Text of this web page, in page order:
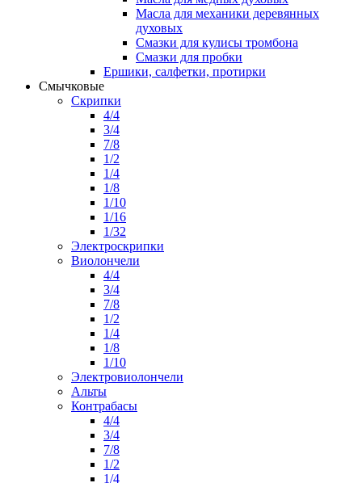
Масла для механики деревянных
духовых
Смазки для кулисы тромбона
Смазки для пробки
Ершики, салфетки, протирки
Смычковые
Скрипки
4/4
3/4
7/8
1/2
1/4
1/8
1/10
1/16
1/32
Электроскрипки
Виолончели
4/4
3/4
7/8
1/2
1/4
1/8
1/10
Электровиолончели
Альты
Контрабасы
4/4
3/4
7/8
1/2
1/4